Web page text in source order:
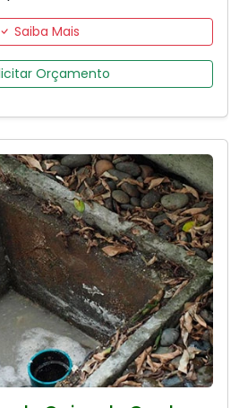
Saiba Mais
Orçamento